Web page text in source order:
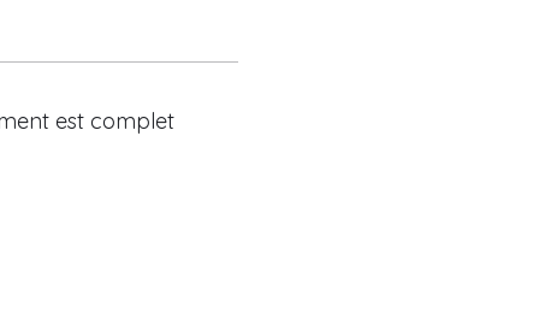
est complet